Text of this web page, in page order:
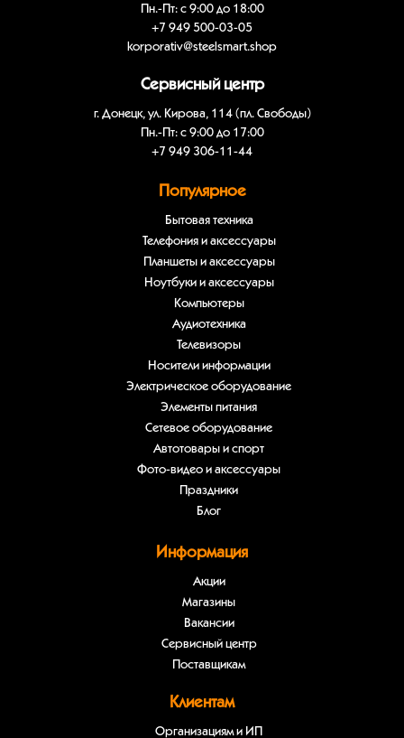
Пн.-Пт: с 9:00 до 18:00
+7 949 500-03-05
korporativ@steelsmart.shop
Сервисный центр
г. Донецк, ул. Кирова, 114 (пл. Свободы)
Пн.-Пт: с 9:00 до 17:00
+7 949 306-11-44
Популярное
Бытовая техника
Телефония и аксессуары
Планшеты и аксессуары
Ноутбуки и аксессуары
Компьютеры
Аудиотехника
Телевизоры
Носители информации
Электрическое оборудование
Элементы питания
Сетевое оборудование
Автотовары и спорт
Фото-видео и аксессуары
Праздники
Блог
Информация
Акции
Магазины
Вакансии
Сервисный центр
Поставщикам
Клиентам
Организациям и ИП